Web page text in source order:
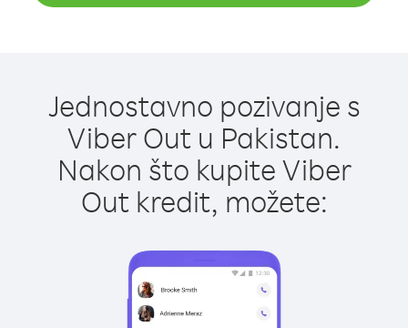
Jednostavno pozivanje s
Viber Out u Pakistan.
Nakon što kupite Viber
Out kredit, možete: